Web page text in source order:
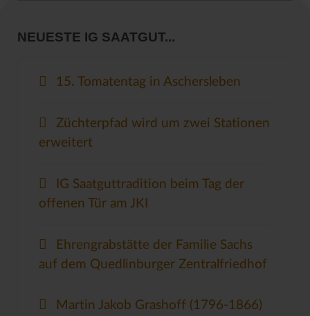
NEUESTE IG SAATGUT...
15. Tomatentag in Aschersleben
Züchterpfad wird um zwei Stationen
erweitert
IG Saatguttradition beim Tag der
offenen Tür am JKI
Ehrengrabstätte der Familie Sachs
auf dem Quedlinburger Zentralfriedhof
Martin Jakob Grashoff (1796-1866)